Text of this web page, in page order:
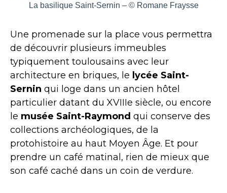
La basilique Saint-Sernin – © Romane Fraysse
Une promenade sur la place vous permettra
de découvrir plusieurs immeubles
typiquement toulousains avec leur
architecture en briques, le lycée Saint-
Sernin qui loge dans un ancien hôtel
particulier datant du XVIIIe siècle, ou encore
le musée Saint-Raymond qui conserve des
collections archéologiques, de la
protohistoire au haut Moyen Âge. Et pour
prendre un café matinal, rien de mieux que
son café caché dans un coin de verdure.